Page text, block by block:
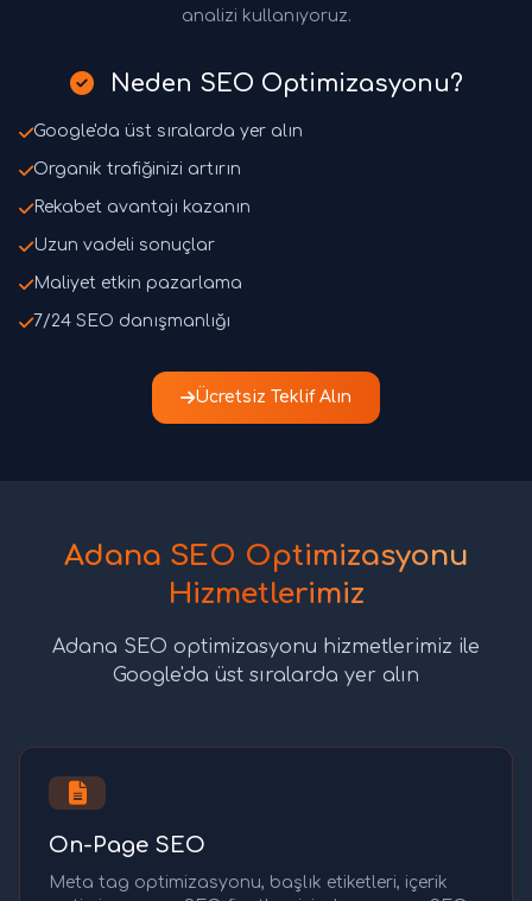
analizi kullanıyoruz.
Neden SEO Optimizasyonu?
Google'da üst sıralarda yer alın
Organik trafiğinizi artırın
Rekabet avantajı kazanın
Uzun vadeli sonuçlar
Maliyet etkin pazarlama
7/24 SEO danışmanlığı
Ücretsiz Teklif Alın
Adana SEO Optimizasyonu
Hizmetlerimiz
Adana SEO optimizasyonu hizmetlerimiz ile
Google'da üst sıralarda yer alın
On-Page SEO
Meta tag optimizasyonu, başlık etiketleri, içerik